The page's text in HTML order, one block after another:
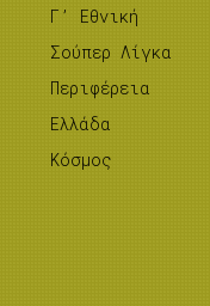
Γ’ Εθνική
Σούπερ Λίγκα
Περιφέρεια
Ελλάδα
Κόσμος